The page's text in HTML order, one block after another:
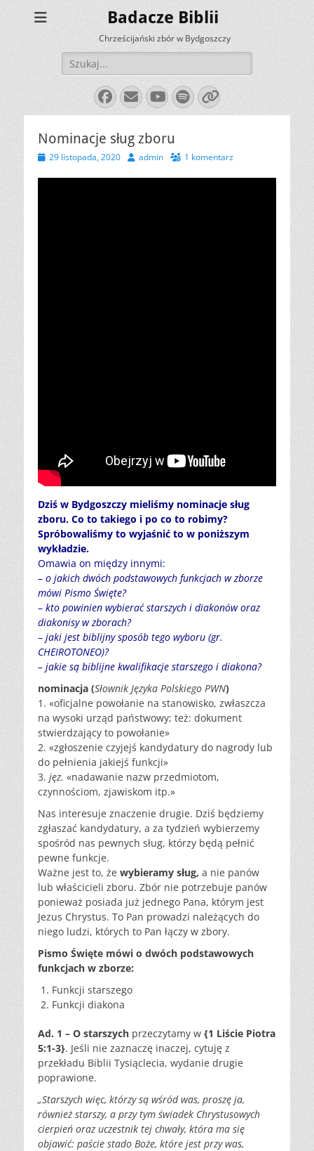
Badacze Biblii
Chrześcijański zbór w Bydgoszczy
Szukaj:
Facebook
E-
mail
YouTube
Spotify
Link
Nominacje sług zboru
Opublikowano
29 listopada, 2020 Autoradmin 1 komentarz
Dziś w Bydgoszczy mieliśmy nominacje sług
zboru. Co to takiego i po co to robimy?
Spróbowaliśmy to wyjaśnić to w poniższym
wykładzie.
Omawia on między innymi:
– o jakich dwóch podstawowych funkcjach w zborze
mówi Pismo Święte?
– kto powinien wybierać starszych i diakonów oraz
diakonisy w zborach?
– jaki jest biblijny sposób tego wyboru (gr.
CHEIROTONEO)?
– jakie są biblijne kwalifikacje starszego i diakona?
nominacja (Słownik Języka Polskiego PWN)
1. «oficjalne powołanie na stanowisko, zwłaszcza
na wysoki urząd państwowy; też: dokument
stwierdzający to powołanie»
2. «zgłoszenie czyjejś kandydatury do nagrody lub
do pełnienia jakiejś funkcji»
3. jęz. «nadawanie nazw przedmiotom,
czynnościom, zjawiskom itp.»
Nas interesuje znaczenie drugie. Dziś będziemy
zgłaszać kandydatury, a za tydzień wybierzemy
spośród nas pewnych sług, którzy będą pełnić
pewne funkcje.
Ważne jest to, że wybieramy sług, a nie panów
lub właścicieli zboru. Zbór nie potrzebuje panów
ponieważ posiada już jednego Pana, którym jest
Jezus Chrystus. To Pan prowadzi należących do
niego ludzi, których to Pan łączy w zbory.
Pismo Święte mówi o dwóch podstawowych
funkcjach w zborze:
Funkcji starszego
Funkcji diakona
Ad. 1 – O starszych przeczytamy w {1 Liście Piotra
5:1-3}. Jeśli nie zaznaczę inaczej, cytuję z
przekładu Biblii Tysiąclecia, wydanie drugie
poprawione.
„Starszych więc, którzy są wśród was, proszę ja,
również starszy, a przy tym świadek Chrystusowych
cierpień oraz uczestnik tej chwały, która ma się
objawić: paście stado Boże, które jest przy was,